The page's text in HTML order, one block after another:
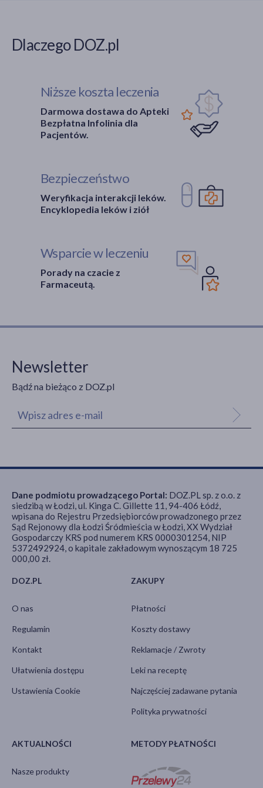
Dlaczego DOZ.pl
Niższe koszta leczenia
Darmowa dostawa do Apteki
Bezpłatna Infolinia dla
Pacjentów.
Bezpieczeństwo
Weryfikacja interakcji leków.
Encyklopedia leków i ziół
Wsparcie w leczeniu
Porady na czacie z
Farmaceutą.
Newsletter
Bądź na bieżąco z DOZ.pl
DOZ.PL
O nas
Regulamin
Kontakt
Ułatwienia dostępu
Ustawienia Cookie
ZAKUPY
Płatności
Koszty dostawy
Reklamacje / Zwroty
Leki na receptę
Najczęściej zadawane pytania
Polityka prywatności
AKTUALNOŚCI
Nasze produkty
METODY PŁATNOŚCI
Dane podmiotu prowadzącego Portal: DOZ.PL sp. z o.o. z
siedzibą w Łodzi, ul. Kinga C. Gillette 11, 94-406 Łódź,
wpisana do Rejestru Przedsiębiorców prowadzonego przez
Sąd Rejonowy dla Łodzi Śródmieścia w Łodzi, XX Wydział
Gospodarczy KRS pod numerem KRS 0000301254, NIP
5372492924, o kapitale zakładowym wynoszącym 18 725
000,00 zł.